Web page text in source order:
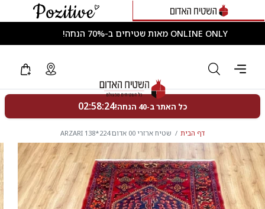
ONLINE ONLY מאות שטיחים ב-70% הנחה!
דף הבית שטיח ארזרי 00 אדום 224*138 ARZARI